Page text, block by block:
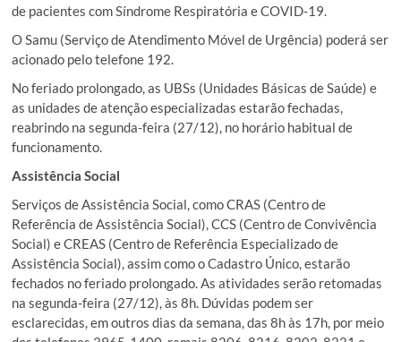
de pacientes com Síndrome Respiratória e COVID-19.
O Samu (Serviço de Atendimento Móvel de Urgência) poderá ser
acionado pelo telefone 192.
No feriado prolongado, as UBSs (Unidades Básicas de Saúde) e
as unidades de atenção especializadas estarão fechadas,
reabrindo na segunda-feira (27/12), no horário habitual de
funcionamento.
Assistência Social
Serviços de Assistência Social, como CRAS (Centro de
Referência de Assistência Social), CCS (Centro de Convivência
Social) e CREAS (Centro de Referência Especializado de
Assistência Social), assim como o Cadastro Único, estarão
fechados no feriado prolongado. As atividades serão retomadas
na segunda-feira (27/12), às 8h. Dúvidas podem ser
esclarecidas, em outros dias da semana, das 8h às 17h, por meio